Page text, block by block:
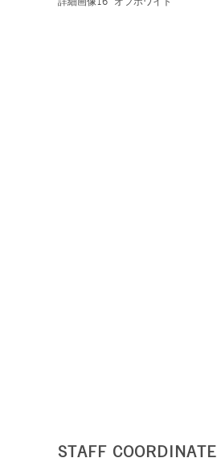
STAFF COORDINATE